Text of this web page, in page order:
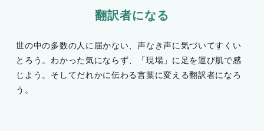
翻訳者になる
世の中の多数の人に届かない、声なき声に気づいてすくい
とろう。わかった気にならず、「現場」に足を運び肌で感
じよう。そしてだれかに伝わる言葉に変える翻訳者になろ
う。